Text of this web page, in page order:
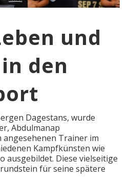
und
den
Dagestans, wurde
Abdulmanap
angesehenen Trainer im
Kampfkünsten wie
ausgebildet. Diese vielseitige
für seine spätere